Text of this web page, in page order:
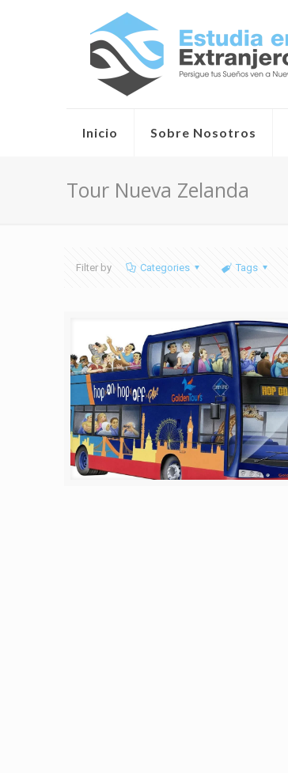
Inicio Sobre Nosotros
Tour Nueva Zelanda
Filter by Categories Tags